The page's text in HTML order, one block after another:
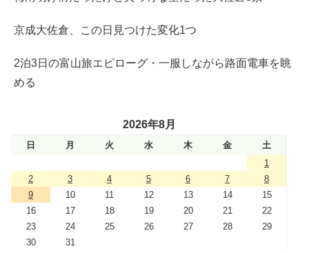
京成大佐倉、この日見つけた変化1つ
2泊3日の富山旅エピローグ・一服しながら路面電車を眺
める
2026年8月
日 月 火 水 木 金
土
1
2
3 4 5 6 7
8
9
10 11 12 13 14
15
16
17 18 19 20 21
22
23
24 25 26 27 28
29
30
31